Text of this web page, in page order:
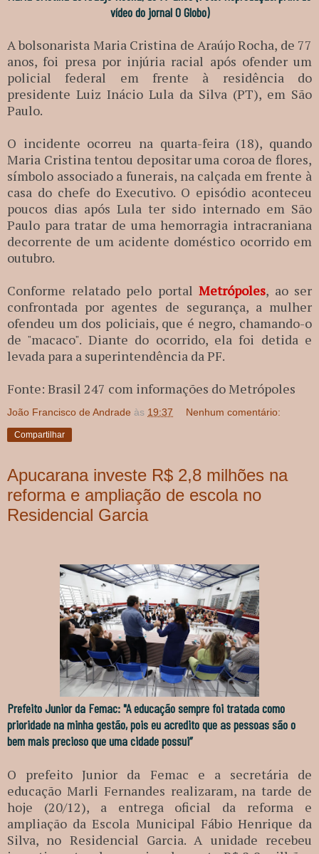
vídeo do jornal O Globo)
A bolsonarista Maria Cristina de Araújo Rocha, de 77
anos, foi presa por injúria racial após ofender um
policial federal em frente à residência do
presidente Luiz Inácio Lula da Silva (PT), em São
Paulo.
O incidente ocorreu na quarta-feira (18), quando
Maria Cristina tentou depositar uma coroa de flores,
símbolo associado a funerais, na calçada em frente à
casa do chefe do Executivo. O episódio aconteceu
poucos dias após Lula ter sido internado em São
Paulo para tratar de uma hemorragia intracraniana
decorrente de um acidente doméstico ocorrido em
outubro.
Conforme relatado pelo portal Metrópoles, ao ser
confrontada por agentes de segurança, a mulher
ofendeu um dos policiais, que é negro, chamando-o
de "macaco". Diante do ocorrido, ela foi detida e
levada para a superintendência da PF.
Fonte: Brasil 247 com informações do Metrópoles
João Francisco de Andrade às 19:37 Nenhum comentário:
Compartilhar
Apucarana investe R$ 2,8 milhões na
reforma e ampliação de escola no
Residencial Garcia
Prefeito Junior da Femac: "A educação sempre foi tratada como
prioridade na minha gestão, pois eu acredito que as pessoas são o
bem mais precioso que uma cidade possui”
O prefeito Junior da Femac e a secretária de
educação Marli Fernandes realizaram, na tarde de
hoje (20/12), a entrega oficial da reforma e
ampliação da Escola Municipal Fábio Henrique da
Silva, no Residencial Garcia. A unidade recebeu